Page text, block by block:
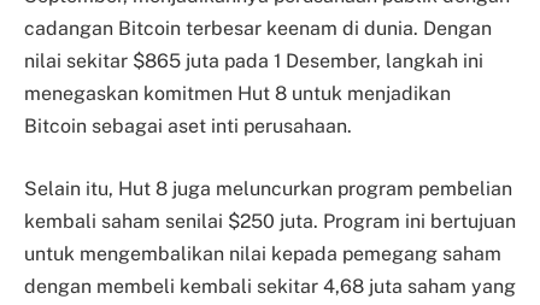
cadangan Bitcoin terbesar keenam di dunia. Dengan
nilai sekitar $865 juta pada 1 Desember, langkah ini
menegaskan komitmen Hut 8 untuk menjadikan
Bitcoin sebagai aset inti perusahaan.
Selain itu, Hut 8 juga meluncurkan program pembelian
kembali saham senilai $250 juta. Program ini bertujuan
untuk mengembalikan nilai kepada pemegang saham
dengan membeli kembali sekitar 4,68 juta saham yang